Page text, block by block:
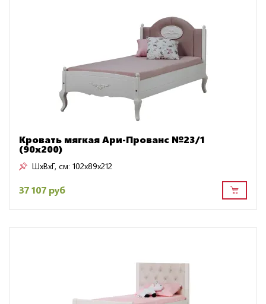
Кровать мягкая Ари-Прованс №23/1
(90х200)
ШxВxГ, см: 102x89x212
37 107 руб